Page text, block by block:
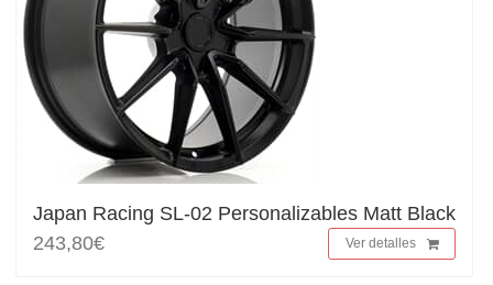
Japan Racing SL-02 Personalizables Matt Black
243,80€
Ver detalles